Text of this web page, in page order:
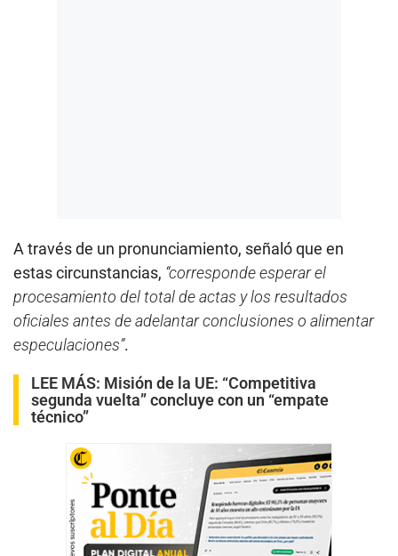
A través de un pronunciamiento, señaló que en
estas circunstancias, “corresponde esperar el
procesamiento del total de actas y los resultados
oficiales antes de adelantar conclusiones o alimentar
especulaciones”.
LEE MÁS: Misión de la UE: “Competitiva
segunda vuelta” concluye con un “empate
técnico”